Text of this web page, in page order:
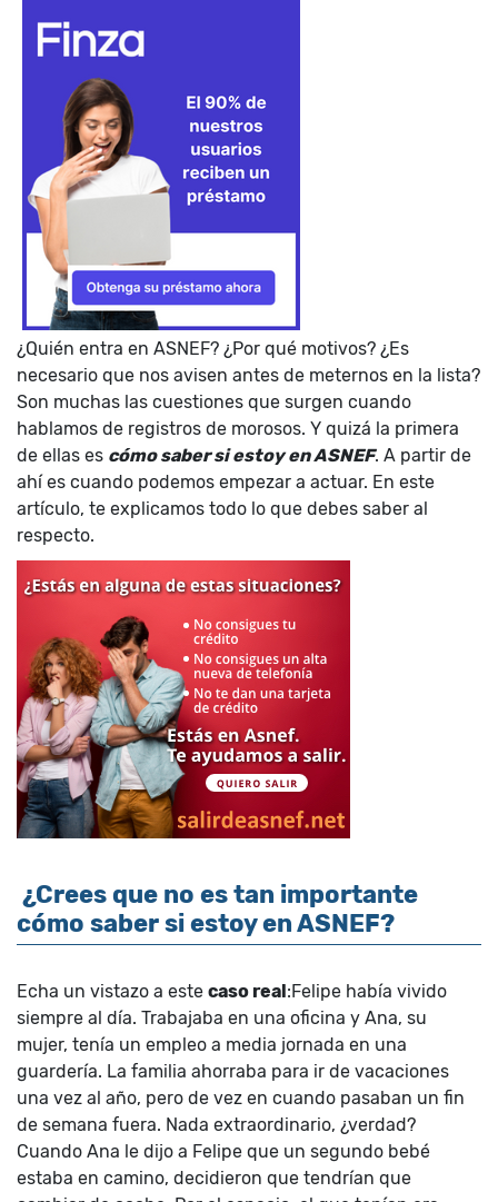
¿Quién entra en ASNEF? ¿Por qué motivos? ¿Es
necesario que nos avisen antes de meternos en la lista?
Son muchas las cuestiones que surgen cuando
hablamos de registros de morosos. Y quizá la primera
de ellas es cómo saber si estoy en ASNEF. A partir de
ahí es cuando podemos empezar a actuar. En este
artículo, te explicamos todo lo que debes saber al
respecto.
¿Crees que no es tan importante
cómo saber si estoy en ASNEF?
Echa un vistazo a este caso real:Felipe había vivido
siempre al día. Trabajaba en una oficina y Ana, su
mujer, tenía un empleo a media jornada en una
guardería. La familia ahorraba para ir de vacaciones
una vez al año, pero de vez en cuando pasaban un fin
de semana fuera. Nada extraordinario, ¿verdad?
Cuando Ana le dijo a Felipe que un segundo bebé
estaba en camino, decidieron que tendrían que